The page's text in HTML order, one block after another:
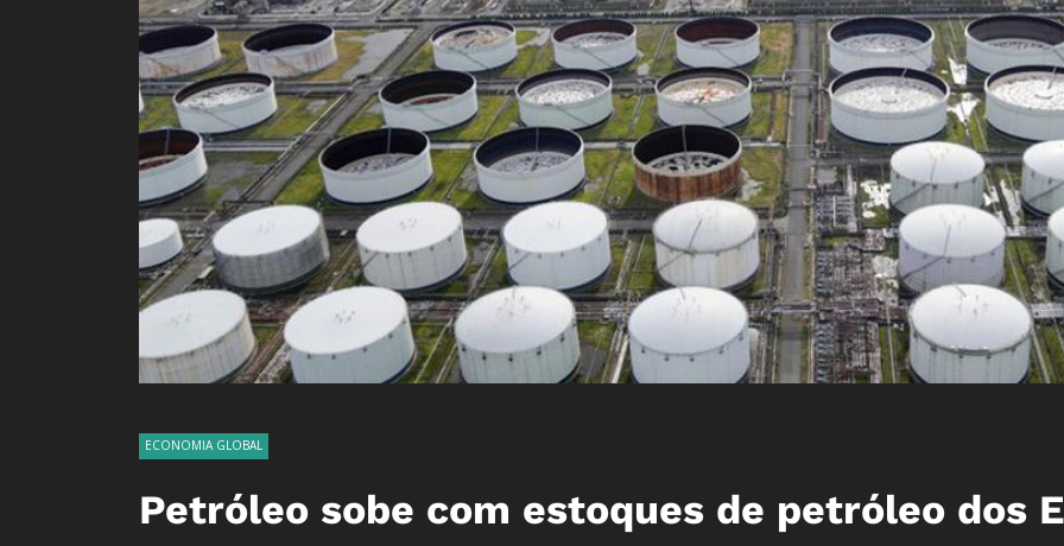
ECONOMIA GLOBAL
Petróleo sobe com estoques de petróleo dos